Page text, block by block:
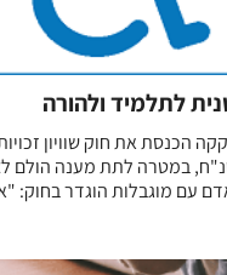
לתלמיד ולהורה
1998 חוקקה הכנסת את חוק שוויון
במטרה לתת מענה הולם
אדם עם מוגבלות הוגדר